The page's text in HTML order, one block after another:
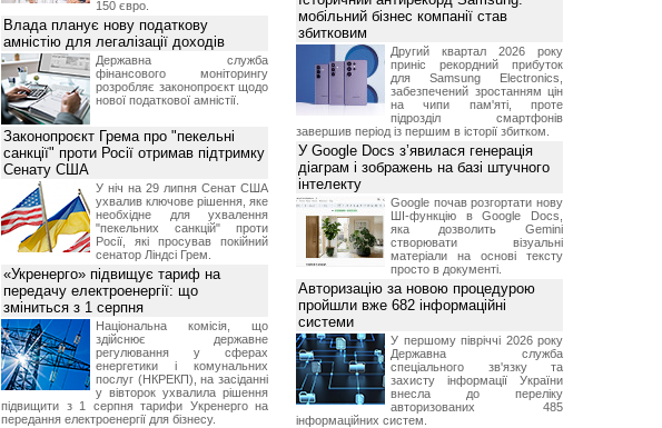
150 євро.
Влада планує нову податкову
амністію для легалізації доходів
Державна служба
фінансового моніторингу
розробляє законопроєкт щодо
нової податкової амністії.
Законопроєкт Грема про "пекельні
санкції" проти Росії отримав підтримку
Сенату США
У ніч на 29 липня Сенат США
ухвалив ключове рішення, яке
необхідне для ухвалення
"пекельних санкцій" проти
Росії, які просував покійний
сенатор Ліндсі Грем.
«Укренерго» підвищує тариф на
передачу електроенергії: що
зміниться з 1 серпня
Національна комісія, що
здійснює державне
регулювання у сферах
енергетики і комунальних
послуг (НКРЕКП), на засіданні
у вівторок ухвалила рішення
підвищити з 1 серпня тарифи Укренерго на
передання електроенергії для бізнесу.
мобільний бізнес компанії став
збитковим
Другий квартал 2026 року
приніс рекордний прибуток
для Samsung Electronics,
забезпечений зростанням цін
на чипи пам'яті, проте
підрозділ смартфонів
завершив період із першим в історії збитком.
У Google Docs з’явилася генерація
діаграм і зображень на базі штучного
інтелекту
Google почав розгортати нову
ШІ-функцію в Google Docs,
яка дозволить Gemini
створювати візуальні
матеріали на основі тексту
просто в документі.
Авторизацію за новою процедурою
пройшли вже 682 інформаційні
системи
У першому півріччі 2026 року
Державна служба
спеціального зв'язку та
захисту інформації України
внесла до переліку
авторизованих 485
інформаційних систем.